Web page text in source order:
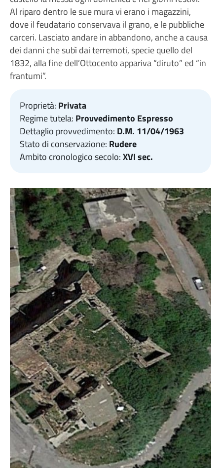
Al riparo dentro le sue mura vi erano i magazzini,
dove il feudatario conservava il grano, e le pubbliche
carceri. Lasciato andare in abbandono, anche a causa
dei danni che subì dai terremoti, specie quello del
1832, alla fine dell’Ottocento appariva “diruto” ed “in
frantumi”.
Proprietà: Privata
Regime tutela: Provvedimento Espresso
Dettaglio provvedimento: D.M. 11/04/1963
Stato di conservazione: Rudere
Ambito cronologico secolo:XVI sec.